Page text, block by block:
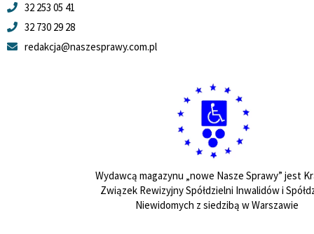
32 253 05 41
32 730 29 28
redakcja@naszesprawy.com.pl
Wydawcą magazynu „nowe Nasze Sprawy” jest
Związek Rewizyjny Spółdzielni Inwalidów i
Niewidomych z siedzibą w Warszawie